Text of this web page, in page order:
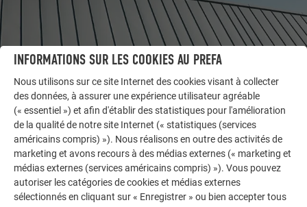
LAISSEZ-VOUS INSPIRER
AUTRES BÂTIMENTS
La galerie de références PREFA démontre la
INFORMATIONS SUR LES COOKIES AU PREFA
Nous utilisons sur ce site Internet des cookies visant à collecter
des données, à assurer une expérience utilisateur agréable
(« essentiel ») et afin d'établir des statistiques pour l'amélioration
de la qualité de notre site Internet (« statistiques (services
américains compris) »). Nous réalisons en outre des activités de
marketing et avons recours à des médias externes (« marketing et
médias externes (services américains compris) »). Vous pouvez
autoriser les catégories de cookies et médias externes
sélectionnés en cliquant sur « Enregistrer » ou bien accepter tous